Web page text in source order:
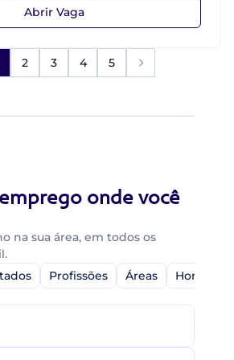
Abrir Vaga
2 3 4 5
onde você
na sua área, em todos os
Profissões Áreas Home-